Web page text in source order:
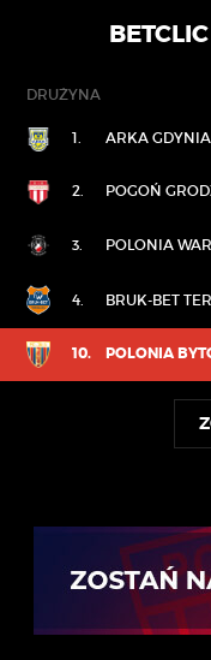
DRUŻYNA
1. ARKA GDYNIA
2. POGOŃ
3. POLONIA
4. BRUK-BET
10. POLONIA